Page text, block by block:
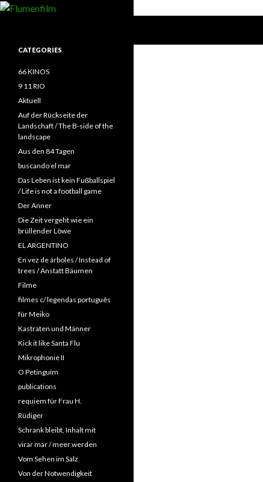
CATEGORIES
66 KINOS
9 11 RIO
Aktuell
Auf der Rückseite der
Landschaft / The B-side of the
landscape
Aus den 84 Tagen
buscando el mar
Das Leben ist kein Fußballspiel
/ Life is not a football game
Der Anner
Die Zeit vergeht wie ein
brüllender Löwe
EL ARGENTINO
En vez de árboles / Instead of
trees / Anstatt Bäumen
Filme
filmes c/ legendas português
für Meiko
Kastraten und Männer
Kick it like Santa Flu
Mikrophonie II
O Petinguím
publications
requiem für Frau H.
Rüdiger
Schrank bleibt, Inhalt mit
virar mar / meer werden
Vom Sehen im Salz
Von der Notwendigkeit